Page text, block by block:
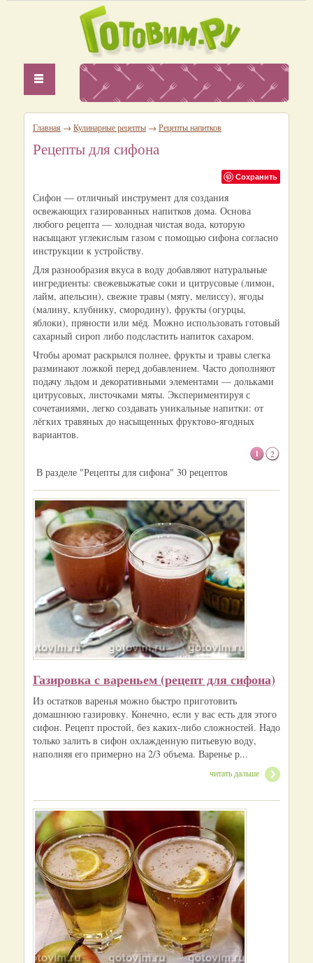
Главная → Кулинарные рецепты → Рецепты напитков
Рецепты для сифона
Сохранить
Сифон — отличный инструмент для создания
освежающих газированных напитков дома. Основа
любого рецепта — холодная чистая вода, которую
насыщают углекислым газом с помощью сифона согласно
инструкции к устройству.
Для разнообразия вкуса в воду добавляют натуральные
ингредиенты: свежевыжатые соки и цитрусовые (лимон,
лайм, апельсин), свежие травы (мяту, мелиссу), ягоды
(малину, клубнику, смородину), фрукты (огурцы,
яблоки), пряности или мёд. Можно использовать готовый
сахарный сироп либо подсластить напиток сахаром.
Чтобы аромат раскрылся полнее, фрукты и травы слегка
разминают ложкой перед добавлением. Часто дополняют
подачу льдом и декоративными элементами — дольками
цитрусовых, листочками мяты. Экспериментируя с
сочетаниями, легко создавать уникальные напитки: от
лёгких травяных до насыщенных фруктово‑ягодных
вариантов.
1 2
В разделе "Рецепты для сифона" 30 рецептов
Газировка с вареньем (рецепт для сифона)
Из остатков варенья можно быстро приготовить
домашнюю газировку. Конечно, если у вас есть для этого
сифон. Рецепт простой, без каких-либо сложностей. Надо
только залить в сифон охлажденную питьевую воду,
наполняя его примерно на 2/3 объема. Варенье р...
читать дальше